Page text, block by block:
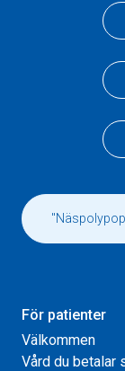
För patienter
Välkommen
Vård du betalar